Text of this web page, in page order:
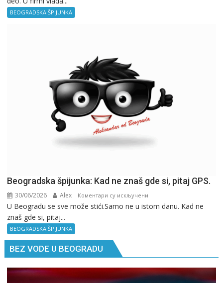
BEOGRADSKA ŠPIJUNKA
Beogradska špijunka: Kad ne znaš gde si, pitaj GPS.
30/06/2026 Alex Коментари су искључени
Beogradska
si,
U Beogradu se sve može stići.Samo ne u istom danu. Kad ne
znaš gde si, pitaj...
BEOGRADSKA ŠPIJUNKA
BEZ VODE U BEOGRADU